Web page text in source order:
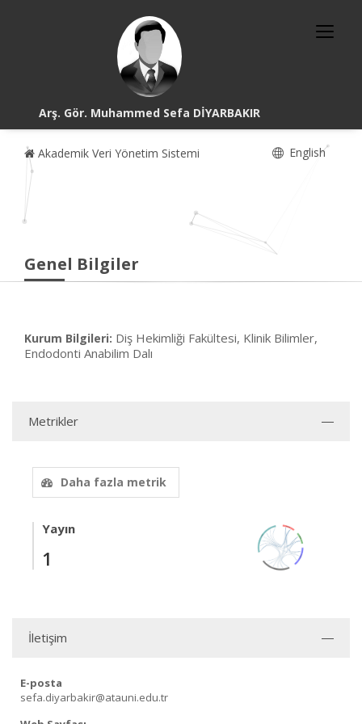
Arş. Gör. Muhammed Sefa DİYARBAKIR
Akademik Veri Yönetim Sistemi English
Genel Bilgiler
Kurum Bilgileri: Diş Hekimliği Fakültesi, Klinik Bilimler,
Endodonti Anabilim Dalı
Metrikler
Daha fazla metrik
Yayın
1
İletişim
E-posta
sefa.diyarbakir@atauni.edu.tr